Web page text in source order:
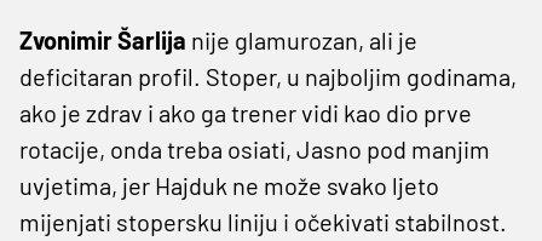
Zvonimir Šarlija nije glamurozan, ali je
deficitaran profil. Stoper, u najboljim godinama,
ako je zdrav i ako ga trener vidi kao dio prve
rotacije, onda treba osiati, Jasno pod manjim
uvjetima, jer Hajduk ne može svako ljeto
mijenjati stopersku liniju i očekivati stabilnost.